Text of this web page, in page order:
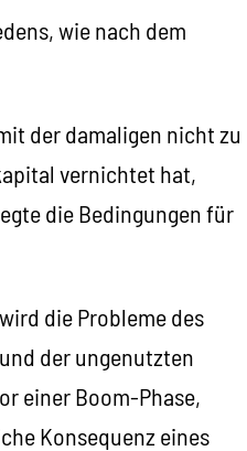
wie nach dem
der damaligen nicht zu
vernichtet hat,
die Bedingungen für
die Probleme des
der ungenutzten
einer Boom-Phase,
Konsequenz eines